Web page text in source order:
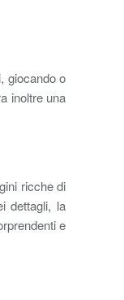
giocando o
inoltre una
ricche di
dettagli, la
e